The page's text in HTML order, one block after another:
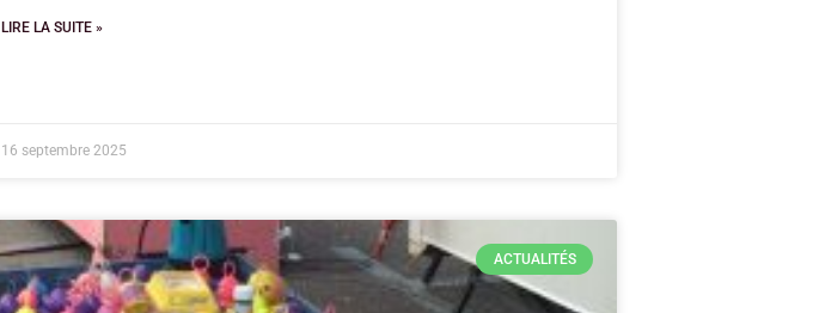
LIRE LA SUITE »
16 septembre 2025
ACTUALITÉS